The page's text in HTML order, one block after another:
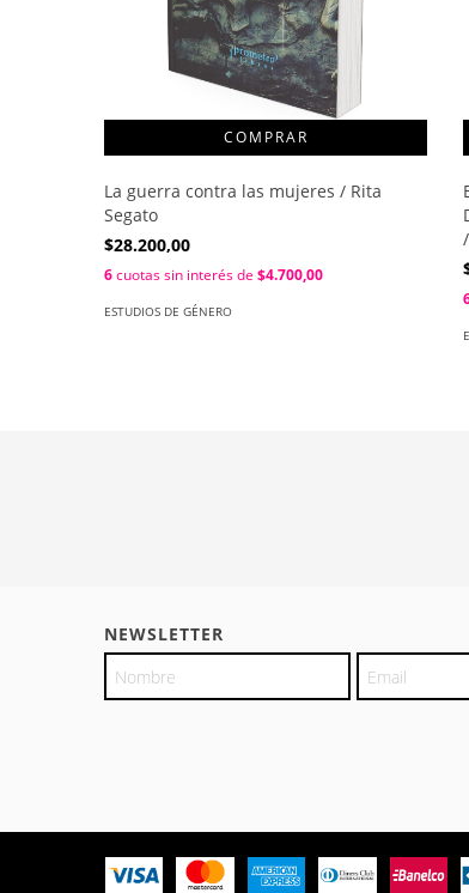
La guerra contra las mujeres / Rita
Segato
$28.200,00
6cuotas sin interés de $4.700,00
ESTUDIOS DE GÉNERO
NEWSLETTER